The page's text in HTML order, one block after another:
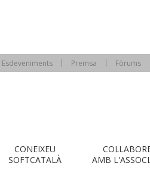
Esdeveniments Premsa Fòrums
CONEIXEU
SOFTCATALÀ
AMB